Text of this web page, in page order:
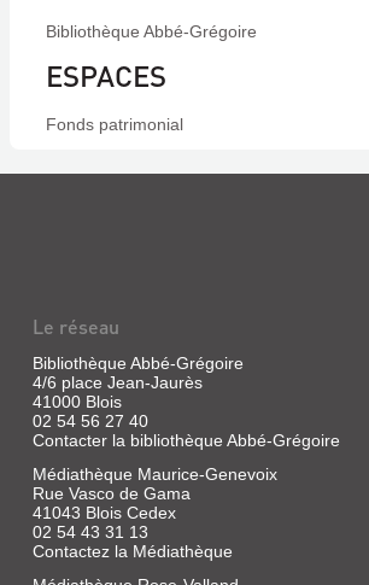
Bibliothèque Abbé-Grégoire
ESPACES
Fonds patrimonial
Le réseau
Bibliothèque Abbé-Grégoire
4/6 place Jean-Jaurès
41000 Blois
02 54 56 27 40
Contacter la bibliothèque Abbé-Grégoire
Médiathèque Maurice-Genevoix
Rue Vasco de Gama
41043 Blois Cedex
02 54 43 31 13
Contactez la Médiathèque